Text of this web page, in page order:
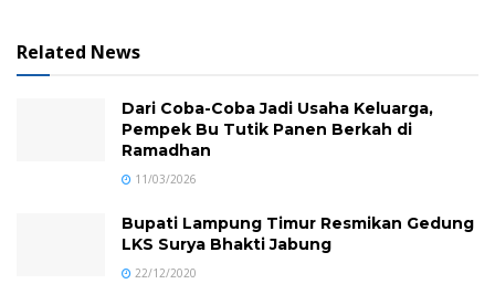
Related News
Dari Coba-Coba Jadi Usaha Keluarga,
Pempek Bu Tutik Panen Berkah di
Ramadhan
11/03/2026
Bupati Lampung Timur Resmikan Gedung
LKS Surya Bhakti Jabung
22/12/2020